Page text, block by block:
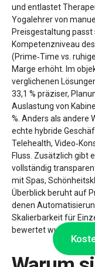
und entlastet
Yogalehrer von
Preisgestaltung passt
Kompetenzniveau
(Prime‑Time vs.
Marge erhöht. Im
verglichenen
33,1 % präziser,
Auslastung von
%. Anders als andere
echte hybride
Telehealth,
Fluss. Zusätzlich gibt
vollständig
mit Spas,
Überblick beruht auf
denen
Skalierbarkeit für
bewertet wurden.